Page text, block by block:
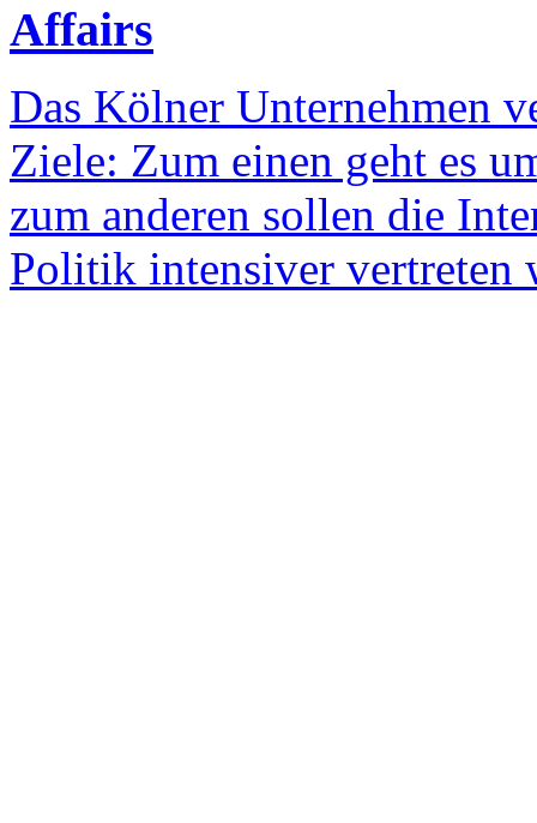
Affairs
Das Kölner Unternehmen
Ziele: Zum einen geht es
zum anderen sollen die
Politik intensiver